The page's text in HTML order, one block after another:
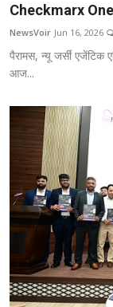
Checkmarx One
NewsVoir Jun 16, 2026
पैरामस, न्यू जर्सी एजेंटिक
आज...